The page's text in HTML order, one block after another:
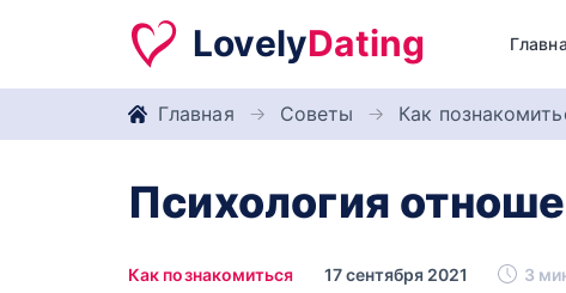
LovelyDating
Главная Советы Как
Психология
Как познакомиться 17 сентября 2021 3